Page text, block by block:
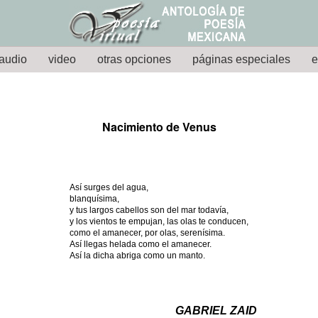
video otras opciones páginas especiales
Nacimiento de Venus
Así surges del agua,
blanquísima,
y tus largos cabellos son del mar todavía,
y los vientos te empujan, las olas te conducen,
como el amanecer, por olas, serenísima.
Así llegas helada como el amanecer.
Así la dicha abriga como un manto.
GABRIEL ZAID